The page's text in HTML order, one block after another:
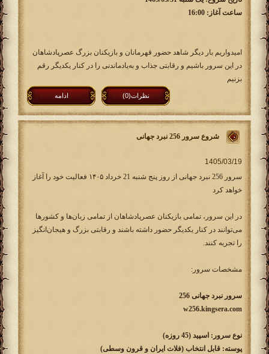
ساعت آغاز: 16:00
امیدواریم بار دیگر شاهد حضور قهرمانان و بازیکنان بزرگ عصرپادشاهان
در این سرور باشیم و رقابتی جذاب و به‌یادماندنی را در کنار یکدیگر رقم
بزنیم
ادامه نظرات(0)
شروع سرور 256 نبرد جهانی
سرور 256 نبرد جهانی از روز پنج شنبه 21 خرداد ۱۴۰۵ فعالیت خود را آغاز
خواهد کرد
در این سرور، تمامی بازیکنان عصرپادشاهان از تمامی زبان‌ها و کشورها
می‌توانند در کنار یکدیگر حضور داشته باشند و رقابتی بزرگ و هیجان‌انگیز
را تجربه کنند.
مشخصات سرور:
سرور نبرد جهانی 256
w256.kingsera.com
نوع سرور: اسپید (45 روزه)
پوسته: قابل انتخاب (فلات ایران و قرون وسطی)